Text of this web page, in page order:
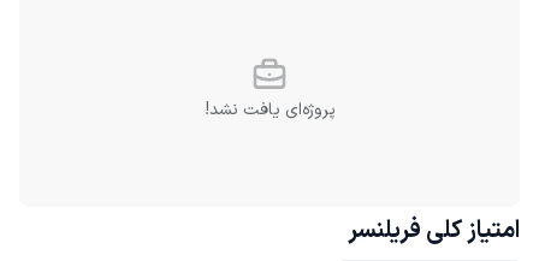
پروژه‌ای یافت نشد!
امتیاز کلی فریلنسر